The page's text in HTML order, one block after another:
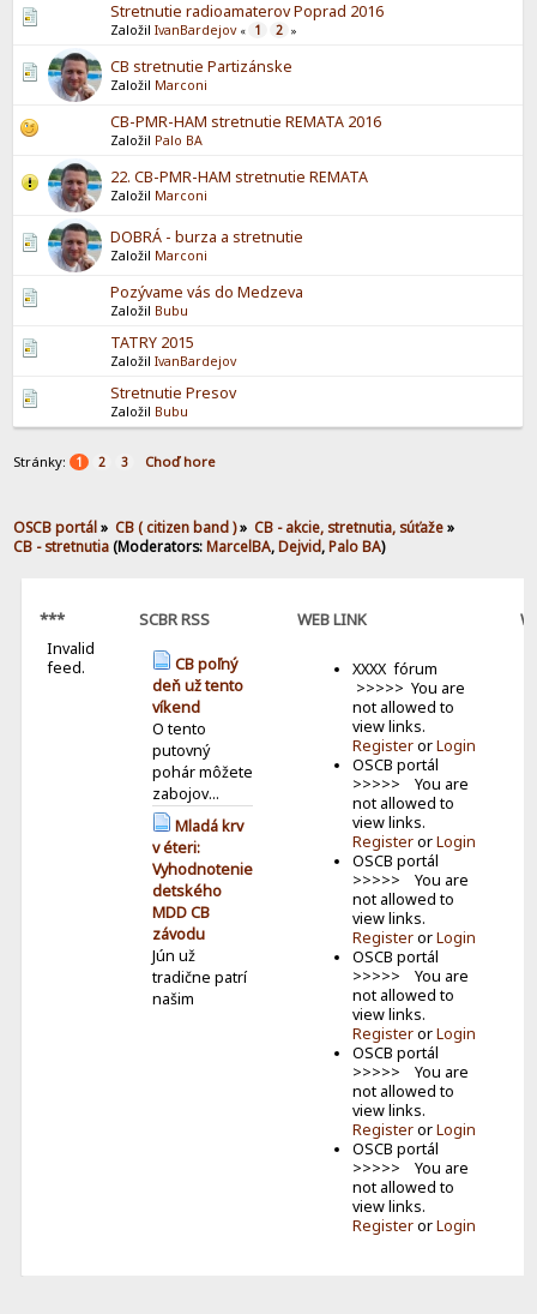
Stretnutie radioamaterov Poprad 2016
ZaložilIvanBardejov « 1 2 »
CB stretnutie Partizánske
Založil Marconi
CB-PMR-HAM stretnutie REMATA 2016
Založil Palo BA
22. CB-PMR-HAM stretnutie REMATA
Založil Marconi
DOBRÁ - burza a stretnutie
Založil Marconi
Pozývame vás do Medzeva
Založil Bubu
TATRY 2015
ZaložilIvanBardejov
Stretnutie Presov
Založil Bubu
Stránky: 1 2 3 Choď hore
OSCB portál» CB ( citizen band )» CB - akcie, stretnutia, súťaže»
CB - stretnutia(Moderators:MarcelBA,Dejvid,Palo BA)
***
Invalid
feed.
SCBR RSS
CB poľný
deň už tento
víkend
O tento
putovný
pohár môžete
zabojov...
Mladá krv
v éteri:
Vyhodnotenie
detského
MDD CB
závodu
Jún už
tradične patrí
našim
WEB LINK
XXXX fórum
>>>>> You are
not allowed to
view links.
RegisterorLogin
OSCB portál
>>>>> You are
not allowed to
view links.
RegisterorLogin
OSCB portál
>>>>> You are
not allowed to
view links.
RegisterorLogin
OSCB portál
>>>>> You are
not allowed to
view links.
RegisterorLogin
OSCB portál
>>>>> You are
not allowed to
view links.
RegisterorLogin
OSCB portál
>>>>> You are
not allowed to
view links.
RegisterorLogin